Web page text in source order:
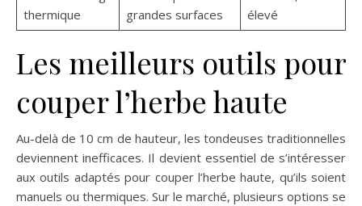
thermique
grandes surfaces
élevé
Les meilleurs outils pour
couper l’herbe haute
Au-delà de 10 cm de hauteur, les tondeuses traditionnelles
deviennent inefficaces. Il devient essentiel de s’intéresser
aux outils adaptés pour couper l’herbe haute, qu’ils soient
manuels ou thermiques. Sur le marché, plusieurs options se